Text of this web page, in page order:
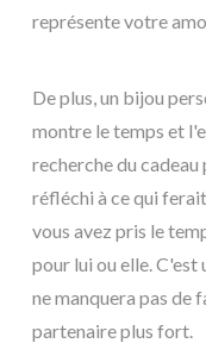
représente votre
De plus, un bijou
montre le temps et
recherche du
réfléchi à ce qui
vous avez pris le
pour lui ou elle.
ne manquera pas
partenaire plus fort.